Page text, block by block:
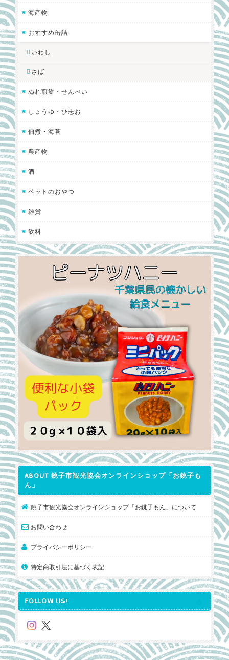
海産物
おすすめ缶詰
いわし
さば
ぬれ煎餅・せんべい
しょうゆ・ひ志お
佃煮・海苔
農産物
酒
ペットのおやつ
雑貨
飲料
ABOUT 銚子市観光協会オンラインショップ「お銚子も
ん」
銚子市観光協会オンラインショップ「お銚子もん」について
お問い合わせ
プライバシーポリシー
特定商取引法に基づく表記
FOLLOW US!